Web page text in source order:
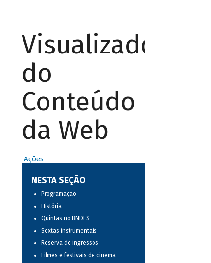
Visualizador
do
Conteúdo
da Web
Ações
NESTA SEÇÃO
Programação
História
Quintas no BNDES
Sextas instrumentais
Reserva de ingressos
Filmes e festivais de cinema